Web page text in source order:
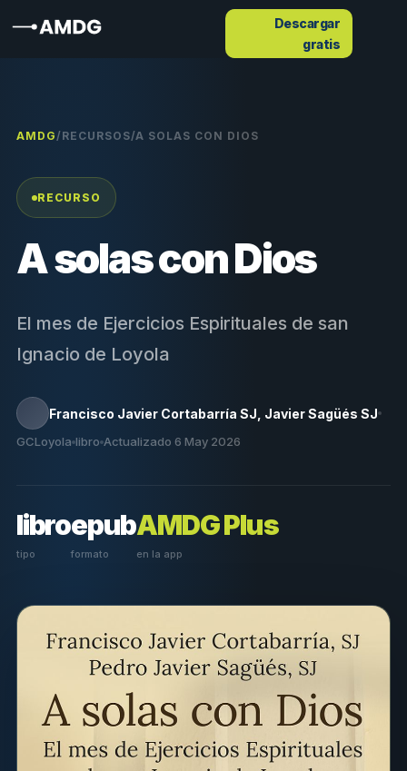
Descargar
gratis
AMDG/RECURSOS/A SOLAS CON DIOS
RECURSO
A solas con Dios
El mes de Ejercicios Espirituales de san
Ignacio de Loyola
Francisco Javier Cortabarría SJ, Javier Sagüés SJ
GCLoyola libro Actualizado 6 May 2026
libro
tipo
epub
formato
AMDG Plus
en la app